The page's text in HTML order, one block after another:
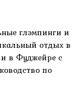
глэмпинги и
отдых в
в Фуджейре с
по